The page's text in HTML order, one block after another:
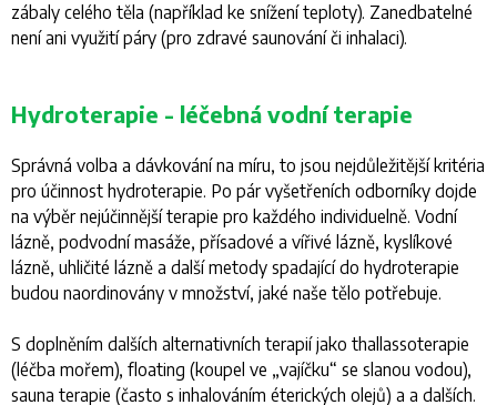
zábaly celého těla (například ke snížení teploty). Zanedbatelné
není ani využití páry (pro zdravé saunování či inhalaci).
Hydroterapie - léčebná vodní terapie
Správná volba a dávkování na míru, to jsou nejdůležitější kritéria
pro účinnost hydroterapie. Po pár vyšetřeních odborníky dojde
na výběr nejúčinnější terapie pro každého individuelně. Vodní
lázně, podvodní masáže, přísadové a vířivé lázně, kyslíkové
lázně, uhličité lázně a další metody spadající do hydroterapie
budou naordinovány v množství, jaké naše tělo potřebuje.
S doplněním dalších alternativních terapií jako thallassoterapie
(léčba mořem), floating (koupel ve „vajíčku“ se slanou vodou),
sauna terapie (často s inhalováním éterických olejů) a a dalších.